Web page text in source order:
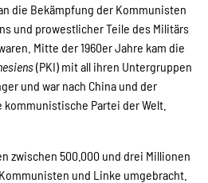
Suche
die Bekämpfung der Kommunisten
und prowestlicher Teile des Militärs
Mitte der 1960er Jahre kam die
(PKI) mit all ihren Untergruppen
und war nach China und der
Partei der Welt.
zwischen 500.000 und drei Millionen
und Linke umgebracht.